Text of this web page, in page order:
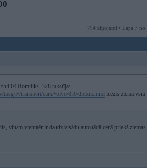
794 ziņojumi • Lapa 7 no
Rom4iks_328 rakstīja:
msg/lv/transport/cars/volvo/850/dpixm.html ideals ziema
viņam vienmēr ir daudz visādu auto tādā cenā priekš ziemas.